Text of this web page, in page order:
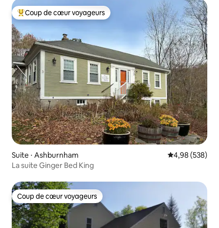
Coups de cœur voyageurs les plus appréciés
Coup de cœur voyageurs
Suite ⋅ Ashburnham Évaluation
4,98 (538)
La suite Ginger Bed King
Coup de cœur voyageurs
Coup de cœur voyageurs